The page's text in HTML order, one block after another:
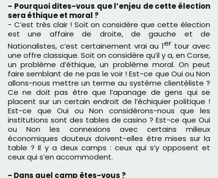
- Pourquoi dites-vous que l’enjeu de cette élection
sera éthique et moral ?
- C’est très clair ! Soit on considère que cette élection
est une affaire de droite, de gauche et de
Nationalistes, c’est certainement vrai au 1er tour avec
une offre classique. Soit on considère qu’il y a, en Corse,
un problème d’éthique, un problème moral. On peut
faire semblant de ne pas le voir ! Est-ce que Oui ou Non
allons-nous mettre un terme au système clientéliste ?
Ce ne doit pas être que l’apanage de gens qui se
placent sur un certain endroit de l’échiquier politique !
Est-ce que Oui ou Non considérons-nous que les
institutions sont des tables de casino ? Est-ce que Oui
ou Non les connexions avec certains milieux
économiques douteux doivent-elles être mises sur la
table ? Il y a deux camps : ceux qui s’y opposent et
ceux qui s’en accommodent.
- Dans quel camp êtes-vous ?